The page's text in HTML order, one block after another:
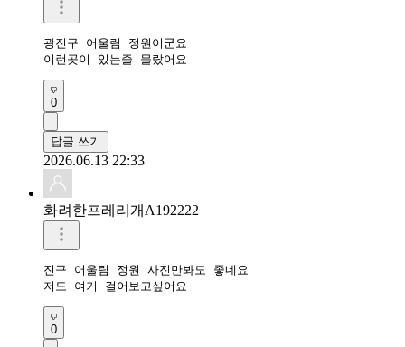
광진구 어울림 정원이군요
이런곳이 있는줄 몰랐어요
0
답글 쓰기
2026.06.13 22:33
화려한프레리개A192222
진구 어울림 정원 사진만봐도 좋네요
저도 여기 걸어보고싶어요
0